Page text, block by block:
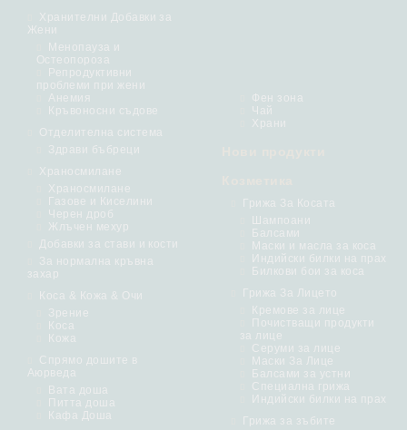
Хранителни Добавки за
Жени
Менопауза и
Остеопороза
Репродуктивни
проблеми при жени
Анемия
Кръвоносни съдове
Отделителна система
Здрави бъбреци
Храносмилане
Храносмилане
Газове и Киселини
Черен дроб
Жлъчен мехур
Добавки за стави и кости
За нормална кръвна
захар
Коса & Кожа & Очи
Зрение
Коса
Кожа
Спрямо дошите в
Аюрведа
Вата доша
Питта доша
Кафа Доша
Фен зона
Чай
Храни
Грижа За Косата
Шампоани
Балсами
Маски и масла за коса
Индийски билки на прах
Билкови бои за коса
Грижа За Лицето
Кремове за лице
Почистващи продукти
за лице
Серуми за лице
Маски За Лице
Балсами за устни
Специална грижа
Индийски билки на прах
Грижа за зъбите